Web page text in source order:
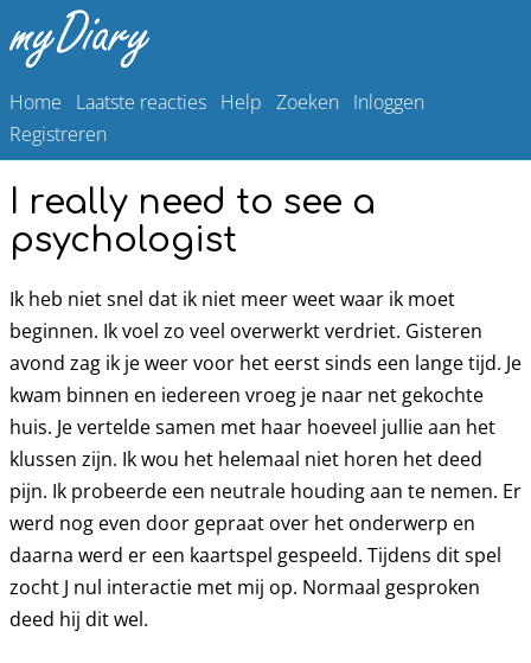
Home Laatste reacties Help Zoeken Inloggen
Registreren
I really need to see a
psychologist
Ik heb niet snel dat ik niet meer weet waar ik moet
beginnen. Ik voel zo veel overwerkt verdriet. Gisteren
avond zag ik je weer voor het eerst sinds een lange tijd. Je
kwam binnen en iedereen vroeg je naar net gekochte
huis. Je vertelde samen met haar hoeveel jullie aan het
klussen zijn. Ik wou het helemaal niet horen het deed
pijn. Ik probeerde een neutrale houding aan te nemen. Er
werd nog even door gepraat over het onderwerp en
daarna werd er een kaartspel gespeeld. Tijdens dit spel
zocht J nul interactie met mij op. Normaal gesproken
deed hij dit wel.